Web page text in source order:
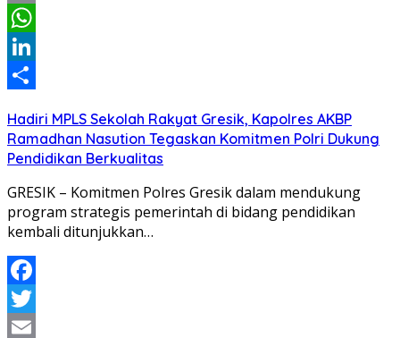
Email
WhatsApp
LinkedIn
Hadiri MPLS Sekolah Rakyat Gresik, Kapolres AKBP
Ramadhan Nasution Tegaskan Komitmen Polri Dukung
Pendidikan Berkualitas
GRESIK – Komitmen Polres Gresik dalam mendukung
program strategis pemerintah di bidang pendidikan
kembali ditunjukkan…
Facebook
Twitter